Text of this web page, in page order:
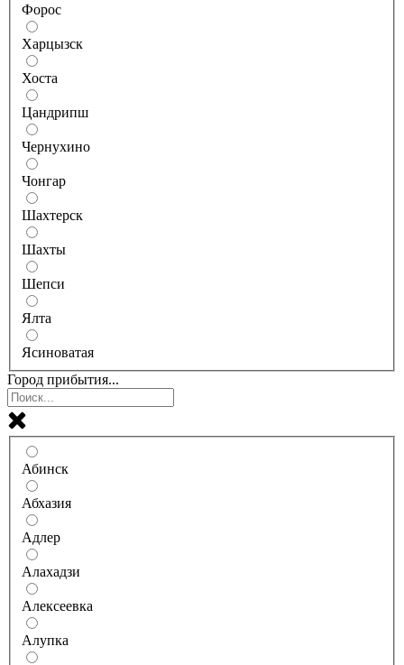
Форос
Харцызск
Хоста
Цандрипш
Чернухино
Чонгар
Шахтерск
Шахты
Шепси
Ялта
Ясиноватая
Город прибытия...
Абинск
Абхазия
Адлер
Алахадзи
Алексеевка
Алупка